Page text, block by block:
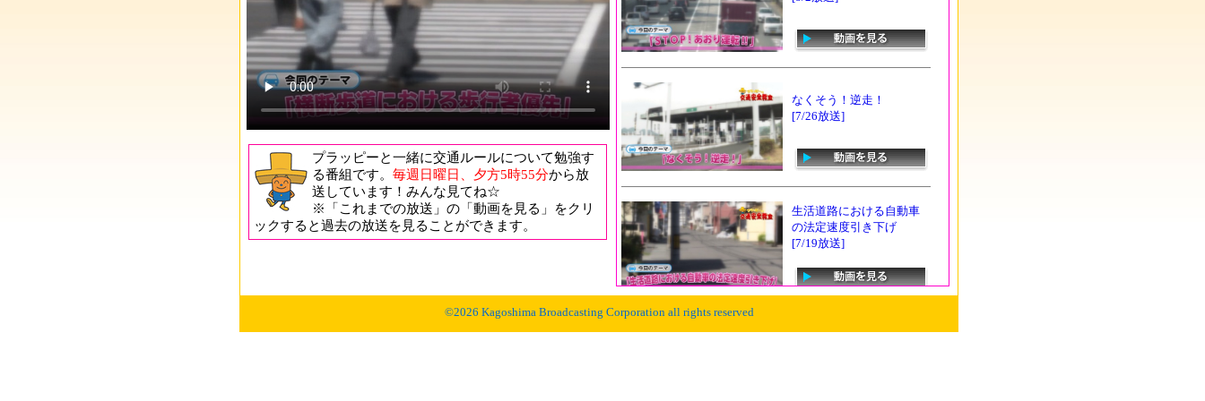
プラッピーと一緒に交通ルールについて勉強す
る番組です。 毎週日曜日、夕方5時55分から放
送しています！みんな見てね☆
※「これまでの放送」の「動画を見る」をクリ
ックすると過去の放送を見ることができます。
なくそう！逆走！
[7/26放送]
生活道路における自動車
の法定速度引き下げ
[7/19放送]
©2026 Kagoshima Broadcasting Corporation all rights reserved